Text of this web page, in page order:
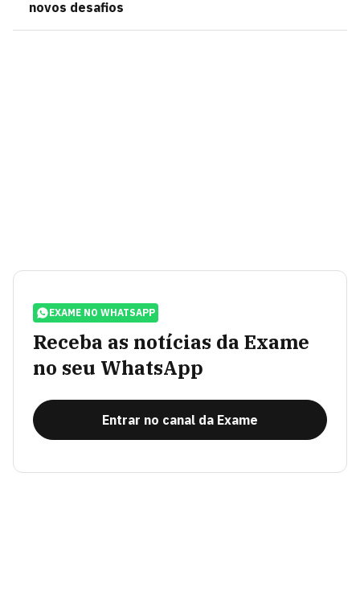
novos desafios
EXAME NO WHATSAPP
Receba as notícias da Exame
no seu WhatsApp
Entrar no canal da Exame